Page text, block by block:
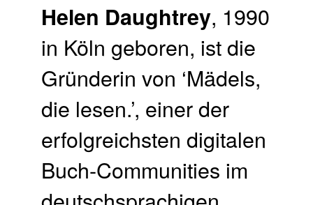
Helen Daughtrey, 1990
in Köln geboren, ist die
Gründerin von ‘Mädels,
die lesen.’, einer der
erfolgreichsten digitalen
Buch-Communities im